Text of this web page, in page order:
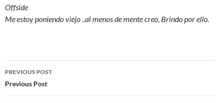
Offside
Me estoy poniendo viejo ..al menos de mente creo, Brindo por ello.
Post
navigation
PREVIOUS POST
Previous Post